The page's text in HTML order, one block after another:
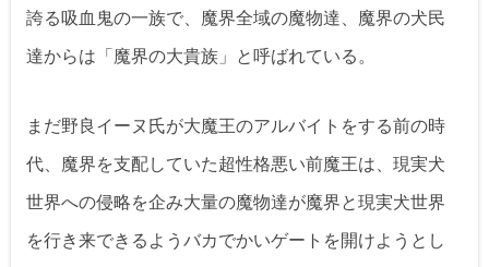
誇る吸血鬼の一族で、魔界全域の魔物達、魔界の犬民
達からは「魔界の大貴族」と呼ばれている。
まだ野良イーヌ氏が大魔王のアルバイトをする前の時
代、魔界を支配していた超性格悪い前魔王は、現実犬
世界への侵略を企み大量の魔物達が魔界と現実犬世界
を行き来できるようバカでかいゲートを開けようとし